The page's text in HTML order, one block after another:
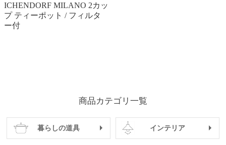
ICHENDORF MILANO 2カッ
プ ティーポット / フィルタ
ー付
商品カテゴリ一覧
暮らしの道具 インテリア